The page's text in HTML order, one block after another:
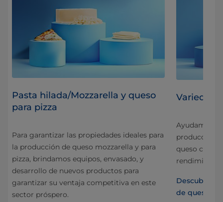
Pasta hilada/Mozzarella y queso
para pizza
Para garantizar las propiedades ideales para
la producción de queso mozzarella y para
pizza, brindamos equipos, envasado, y
desarrollo de nuevos productos para
garantizar su ventaja competitiva en este
sector próspero.
Ayudamos a
producción
queso
rendimiento.
Descubra
de queso